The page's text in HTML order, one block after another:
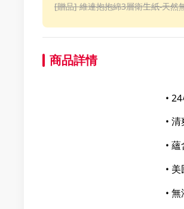
[贈品] 維達抱抱綿3層衛生紙-天然
商品詳情
•
•
•
•
•